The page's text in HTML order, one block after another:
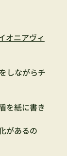
オニアヴィ
しながらチ
を紙に書き
があるの